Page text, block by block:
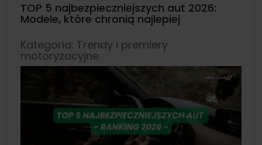
TOP 5 najbezpieczniejszych aut 2026:
Modele, które chronią najlepiej
Kategoria: Trendy i premiery
motoryzacyjne